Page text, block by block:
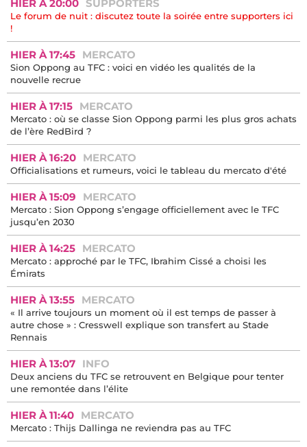
HIER À 20:00 SUPPORTERS
Le forum de nuit : discutez toute la soirée entre supporters ici
!
HIER À 17:45 MERCATO
Sion Oppong au TFC : voici en vidéo les qualités de la
nouvelle recrue
HIER À 17:15 MERCATO
Mercato : où se classe Sion Oppong parmi les plus gros achats
de l’ère RedBird ?
HIER À 16:20 MERCATO
Officialisations et rumeurs, voici le tableau du mercato d'été
HIER À 15:09 MERCATO
Mercato : Sion Oppong s’engage officiellement avec le TFC
jusqu’en 2030
HIER À 14:25 MERCATO
Mercato : approché par le TFC, Ibrahim Cissé a choisi les
Émirats
HIER À 13:55 MERCATO
« Il arrive toujours un moment où il est temps de passer à
autre chose » : Cresswell explique son transfert au Stade
Rennais
HIER À 13:07 INFO
Deux anciens du TFC se retrouvent en Belgique pour tenter
une remontée dans l’élite
HIER À 11:40 MERCATO
Mercato : Thijs Dallinga ne reviendra pas au TFC